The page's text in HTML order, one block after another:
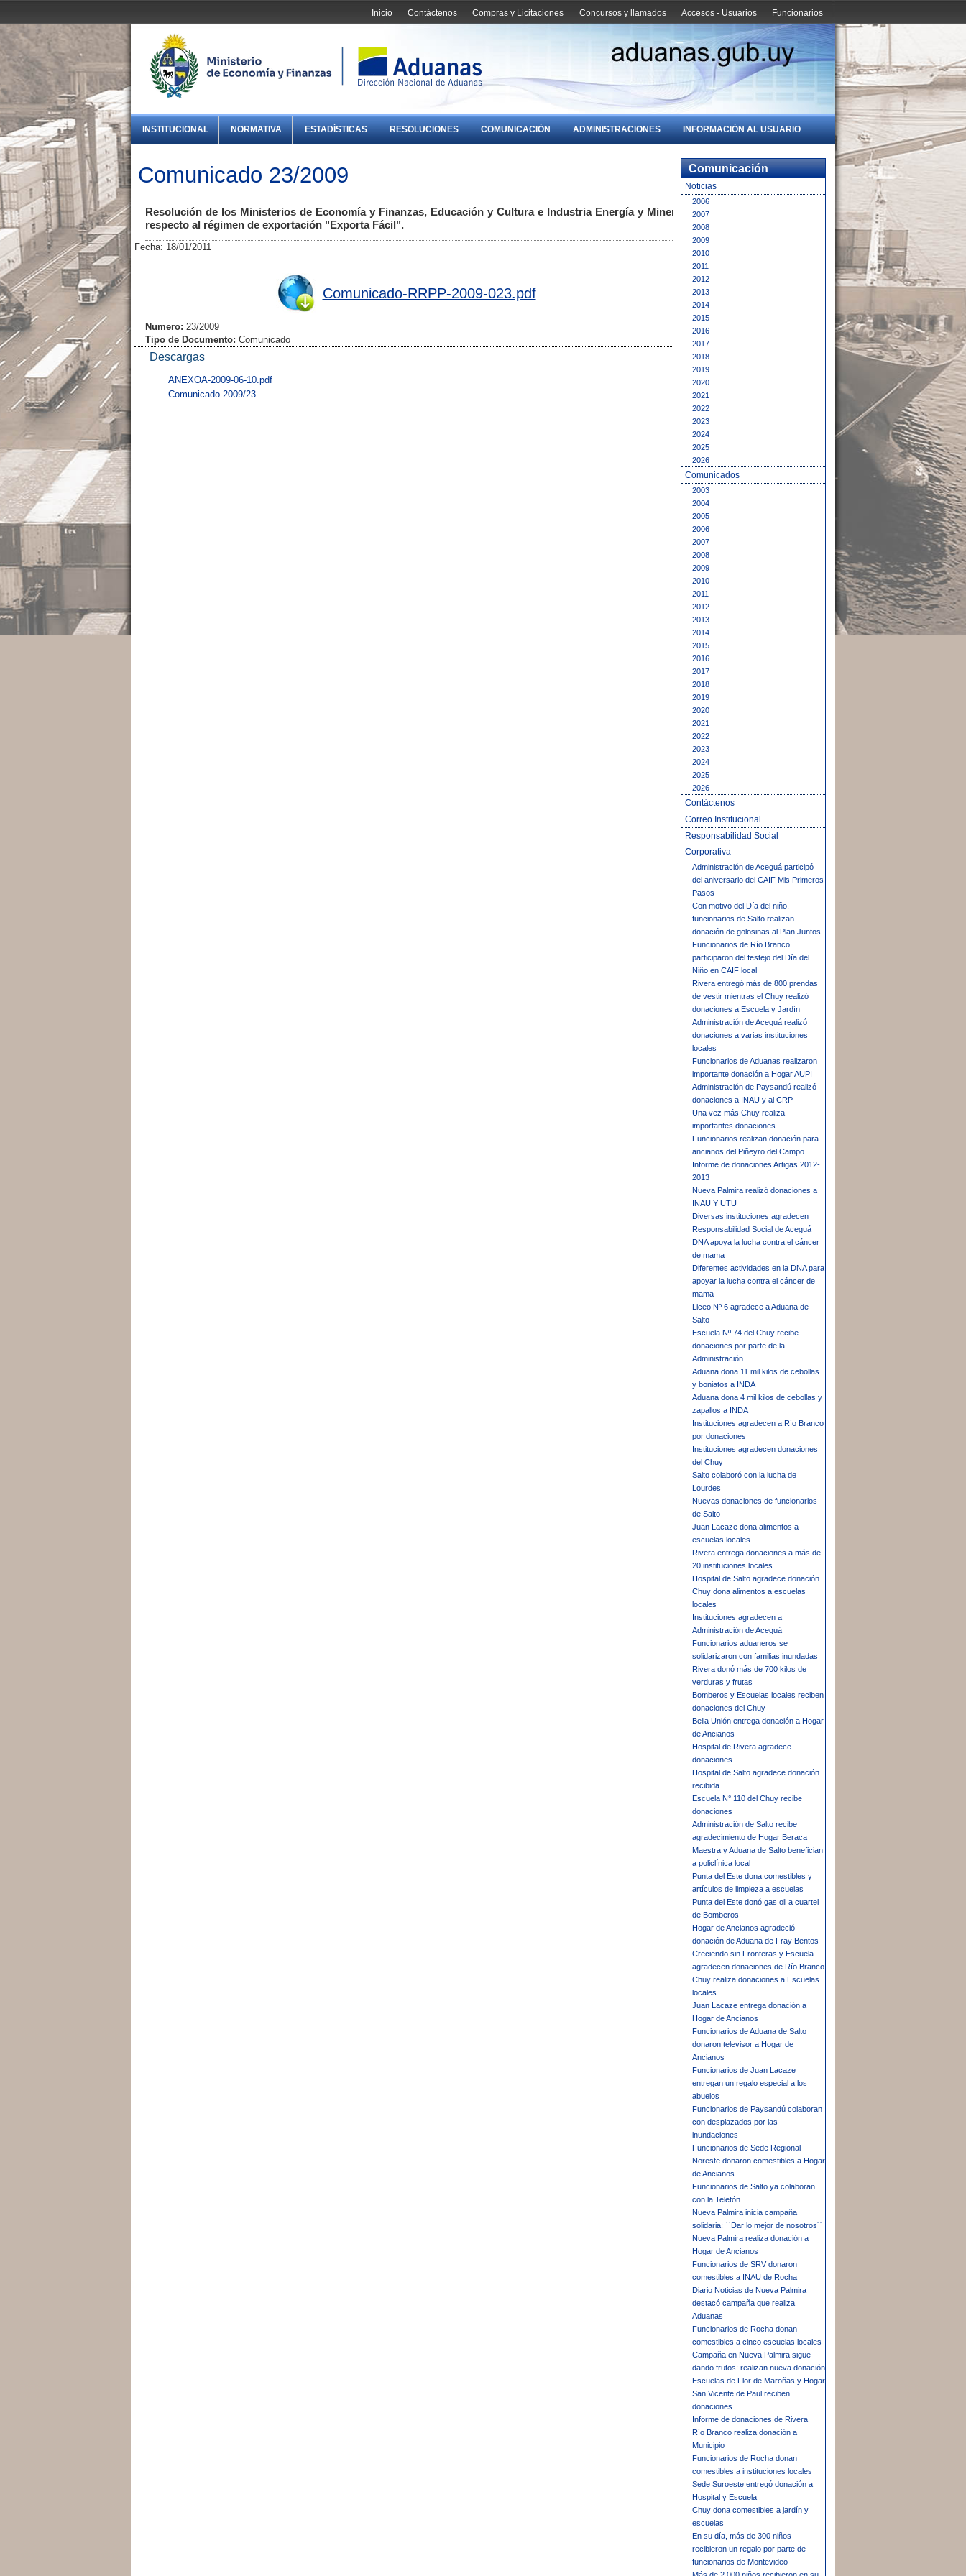
Funcionarios
Accesos - Usuarios
Concursos y llamados
Compras y Licitaciones
Contáctenos
Inicio
INSTITUCIONAL NORMATIVA ESTADÍSTICAS RESOLUCIONES COMUNICACIÓN ADMINISTRACIONES INFORMACIÓN AL USUARIO
Comunicado 23/2009
Resolución de los Ministerios de Economía y Finanzas, Educación y Cultura e Industria Energía y Minería
respecto al régimen de exportación "Exporta Fácil".
Fecha: 18/01/2011
Comunicado-RRPP-2009-023.pdf
Numero: 23/2009
Tipo de Documento: Comunicado
Descargas
ANEXOA-2009-06-10.pdf
Comunicado 2009/23
Comunicación
Noticias
2006
2007
2008
2009
2010
2011
2012
2013
2014
2015
2016
2017
2018
2019
2020
2021
2022
2023
2024
2025
2026
Comunicados
2003
2004
2005
2006
2007
2008
2009
2010
2011
2012
2013
2014
2015
2016
2017
2018
2019
2020
2021
2022
2023
2024
2025
2026
Contáctenos
Correo Institucional
Responsabilidad Social
Corporativa
Administración de Aceguá participó
del aniversario del CAIF Mis Primeros
Pasos
Con motivo del Día del niño,
funcionarios de Salto realizan
donación de golosinas al Plan Juntos
Funcionarios de Río Branco
participaron del festejo del Día del
Niño en CAIF local
Rivera entregó más de 800 prendas
de vestir mientras el Chuy realizó
donaciones a Escuela y Jardín
Administración de Aceguá realizó
donaciones a varias instituciones
locales
Funcionarios de Aduanas realizaron
importante donación a Hogar AUPI
Administración de Paysandú realizó
donaciones a INAU y al CRP
Una vez más Chuy realiza
importantes donaciones
Funcionarios realizan donación para
ancianos del Piñeyro del Campo
Informe de donaciones Artigas 2012-
2013
Nueva Palmira realizó donaciones a
INAU Y UTU
Diversas instituciones agradecen
Responsabilidad Social de Aceguá
DNA apoya la lucha contra el cáncer
de mama
Diferentes actividades en la DNA para
apoyar la lucha contra el cáncer de
mama
Liceo Nº 6 agradece a Aduana de
Salto
Escuela Nº 74 del Chuy recibe
donaciones por parte de la
Administración
Aduana dona 11 mil kilos de cebollas
y boniatos a INDA
Aduana dona 4 mil kilos de cebollas y
zapallos a INDA
Instituciones agradecen a Río Branco
por donaciones
Instituciones agradecen donaciones
del Chuy
Salto colaboró con la lucha de
Lourdes
Nuevas donaciones de funcionarios
de Salto
Juan Lacaze dona alimentos a
escuelas locales
Rivera entrega donaciones a más de
20 instituciones locales
Hospital de Salto agradece donación
Chuy dona alimentos a escuelas
locales
Instituciones agradecen a
Administración de Aceguá
Funcionarios aduaneros se
solidarizaron con familias inundadas
Rivera donó más de 700 kilos de
verduras y frutas
Bomberos y Escuelas locales reciben
donaciones del Chuy
Bella Unión entrega donación a Hogar
de Ancianos
Hospital de Rivera agradece
donaciones
Hospital de Salto agradece donación
recibida
Escuela N° 110 del Chuy recibe
donaciones
Administración de Salto recibe
agradecimiento de Hogar Beraca
Maestra y Aduana de Salto benefician
a policlínica local
Punta del Este dona comestibles y
artículos de limpieza a escuelas
Punta del Este donó gas oil a cuartel
de Bomberos
Hogar de Ancianos agradeció
donación de Aduana de Fray Bentos
Creciendo sin Fronteras y Escuela
agradecen donaciones de Río Branco
Chuy realiza donaciones a Escuelas
locales
Juan Lacaze entrega donación a
Hogar de Ancianos
Funcionarios de Aduana de Salto
donaron televisor a Hogar de
Ancianos
Funcionarios de Juan Lacaze
entregan un regalo especial a los
abuelos
Funcionarios de Paysandú colaboran
con desplazados por las
inundaciones
Funcionarios de Sede Regional
Noreste donaron comestibles a Hogar
de Ancianos
Funcionarios de Salto ya colaboran
con la Teletón
Nueva Palmira inicia campaña
solidaria: ``Dar lo mejor de nosotros´´
Nueva Palmira realiza donación a
Hogar de Ancianos
Funcionarios de SRV donaron
comestibles a INAU de Rocha
Diario Noticias de Nueva Palmira
destacó campaña que realiza
Aduanas
Funcionarios de Rocha donan
comestibles a cinco escuelas locales
Campaña en Nueva Palmira sigue
dando frutos: realizan nueva donación
Escuelas de Flor de Maroñas y Hogar
San Vicente de Paul reciben
donaciones
Informe de donaciones de Rivera
Río Branco realiza donación a
Municipio
Funcionarios de Rocha donan
comestibles a instituciones locales
Sede Suroeste entregó donación a
Hospital y Escuela
Chuy dona comestibles a jardín y
escuelas
En su día, más de 300 niños
recibieron un regalo por parte de
funcionarios de Montevideo